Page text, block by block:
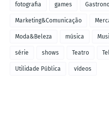
fotografia games
Marketing&Comunicação
Moda&Beleza música
série shows Teatro
Utilidade Pública vídeos